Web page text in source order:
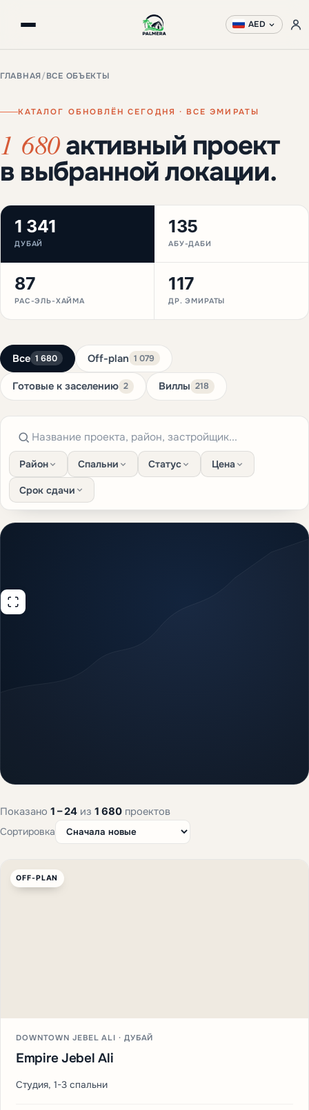
AED
ГЛАВНАЯ/ ВСЕ ОБЪЕКТЫ
КАТАЛОГ ОБНОВЛЁН СЕГОДНЯ · ВСЕ ЭМИРАТЫ
1 680активный проект
в выбранной локации.
1 341
ДУБАЙ
135
АБУ-ДАБИ
87
РАС-ЭЛЬ-ХАЙМА
117
ДР. ЭМИРАТЫ
Все 1 680 Off-plan 1 079
Готовые к заселению 2 Виллы 218
Район Спальни Статус Цена
Срок сдачи
87
1
Показано 1 – 24 из 1 680 проектов
Сортировка
OFF-PLAN
DOWNTOWN JEBEL ALI · ДУБАЙ
Empire Jebel Ali
Студия, 1-3 спальни